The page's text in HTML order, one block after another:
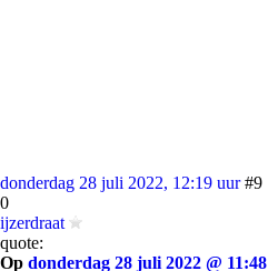
donderdag 28 juli 2022, 12:19 uur #9
0
ijzerdraat
quote:
Op donderdag 28 juli 2022 @ 11:48